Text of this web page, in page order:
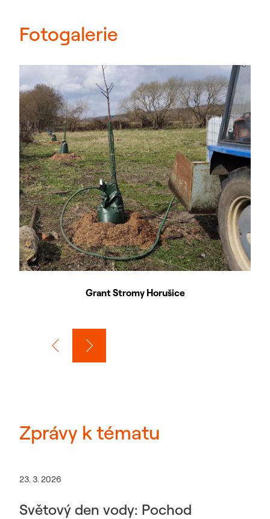
Fotogalerie
Grant Stromy Horušice
Zprávy k tématu
23. 3. 2026
Světový den vody: Pochod